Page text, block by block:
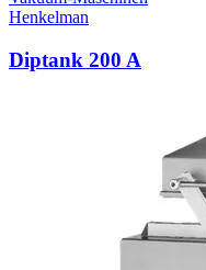
Henkelman
Diptank 200 A